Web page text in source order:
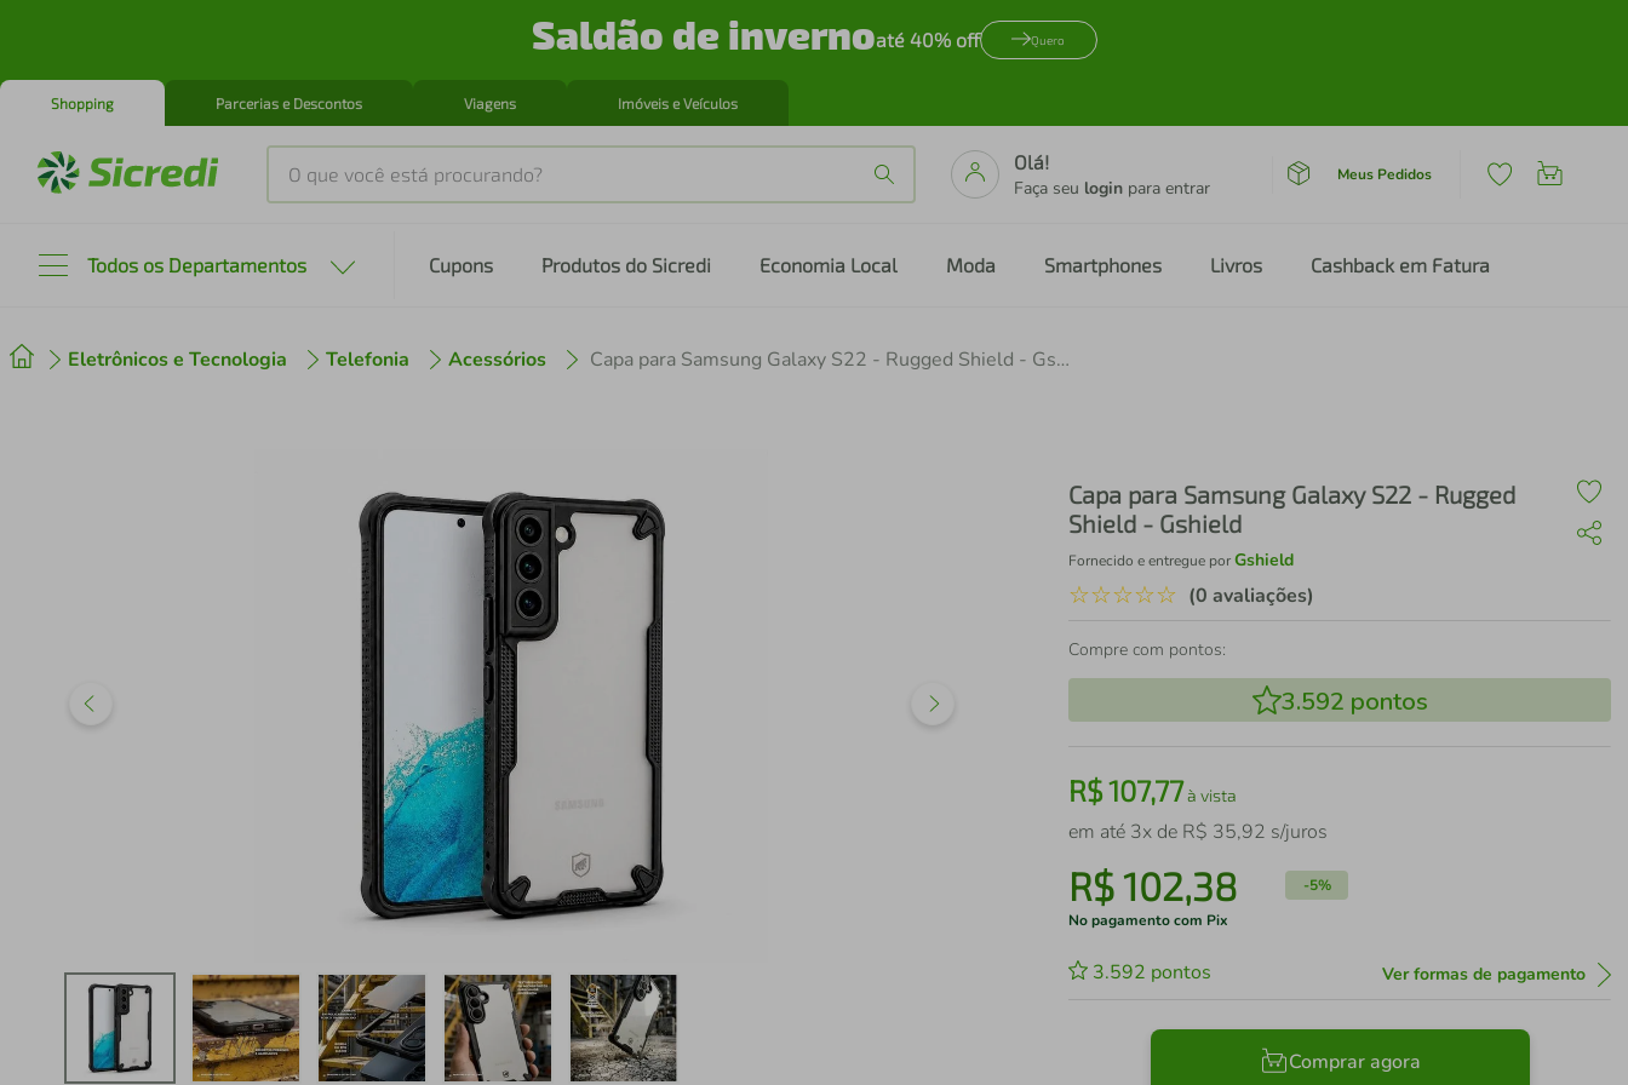
Saldão de invernoaté 40% off Quero
Shopping Parcerias e Descontos Viagens Imóveis e Veículos
O que você está procurando?
Olá!
Faça seu login para entrar
Meus Pedidos
Todos os Departamentos Cupons Produtos do Sicredi Economia Local Moda Smartphones Livros Cashback em Fatura
Eletrônicos e Tecnologia Telefonia Acessórios Capa para Samsung Galaxy S22 - Rugged Shield - Gshield
Capa para Samsung Galaxy S22 - Rugged
Shield - Gshield
Fornecido e entregue porGshield
☆☆☆☆☆ (0 avaliações)
Compre com pontos:
3.592 pontos
R$107,77à vista
em até 3x de R$ 35,92 s/juros
R$102,38 -5%
No pagamento com Pix
3.592 pontos Ver formas de pagamento
Comprar agora
2º cafeteira